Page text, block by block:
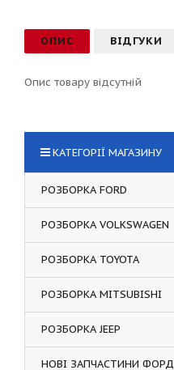
ОПИС ВІДГУКИ
Опис товару відсутній
КАТЕГОРІЇ МАГАЗИНУ
РОЗБОРКА FORD
РОЗБОРКА VOLKSWAGEN
РОЗБОРКА TOYOTA
РОЗБОРКА MITSUBISHI
РОЗБОРКА JEEP
НОВІ ЗАПЧАСТИНИ ФОРД